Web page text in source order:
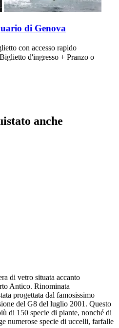
di Genova
con accesso rapido
d'ingresso + Pranzo o
anche
di vetro situata accanto
Antico. Rinominata
progettata dal famosissimo
del G8 del luglio 2001. Questo
di 150 specie di piante, nonché di
numerose specie di uccelli, farfalle